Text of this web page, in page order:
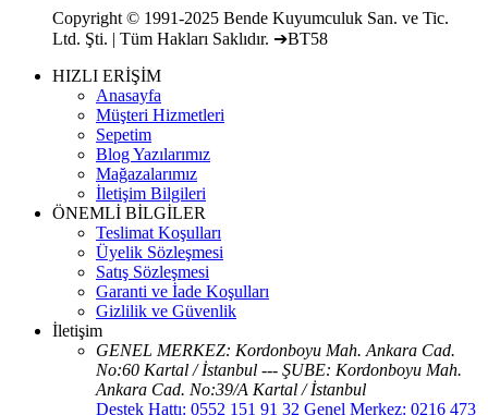
Copyright © 1991-2025 Bende Kuyumculuk San. ve Tic.
Ltd. Şti. | Tüm Hakları Saklıdır. ➔BT58
HIZLI ERİŞİM
Anasayfa
Müşteri Hizmetleri
Sepetim
Blog Yazılarımız
Mağazalarımız
İletişim Bilgileri
ÖNEMLİ BİLGİLER
Teslimat Koşulları
Üyelik Sözleşmesi
Satış Sözleşmesi
Garanti ve İade Koşulları
Gizlilik ve Güvenlik
İletişim
GENEL MERKEZ: Kordonboyu Mah. Ankara Cad.
No:60 Kartal / İstanbul --- ŞUBE: Kordonboyu Mah.
Ankara Cad. No:39/A Kartal / İstanbul
Destek Hattı: 0552 151 91 32 Genel Merkez: 0216 473